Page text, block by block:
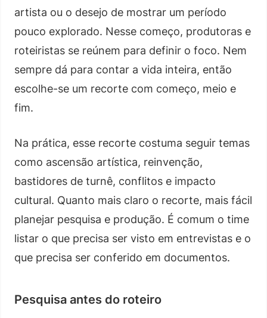
artista ou o desejo de mostrar um período
pouco explorado. Nesse começo, produtoras e
roteiristas se reúnem para definir o foco. Nem
sempre dá para contar a vida inteira, então
escolhe-se um recorte com começo, meio e
fim.
Na prática, esse recorte costuma seguir temas
como ascensão artística, reinvenção,
bastidores de turnê, conflitos e impacto
cultural. Quanto mais claro o recorte, mais fácil
planejar pesquisa e produção. É comum o time
listar o que precisa ser visto em entrevistas e o
que precisa ser conferido em documentos.
Pesquisa antes do roteiro